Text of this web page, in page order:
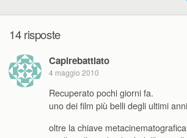
14 risposte
Capirebattiato
4 maggio 2010
Recuperato pochi giorni fa.
uno dei film più belli degli ultimi
oltre la chiave